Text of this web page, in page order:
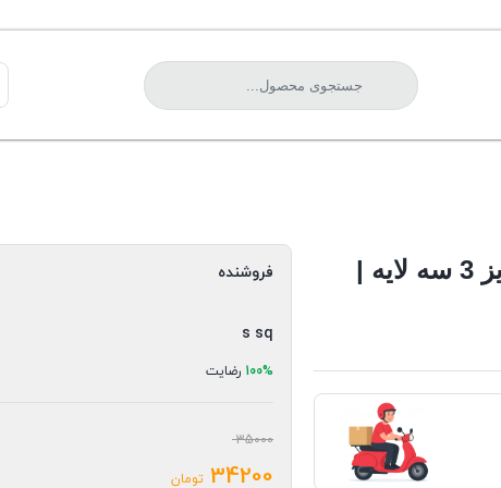
خرید کارتن پستی سایز 3 سه لایه |
فروشنده
s sq
100% رضایت
35000
34200 تومان